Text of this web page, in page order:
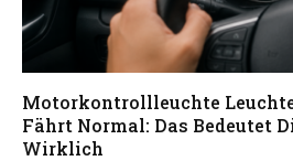
Motorkontrollleuchte
Fährt Normal: Das Bedeutet
Wirklich